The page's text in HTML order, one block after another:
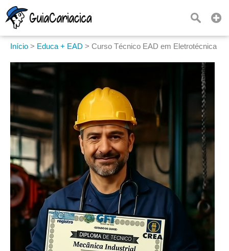
Início > Educa + EAD > Curso Técnico EAD em Eletrotécnica